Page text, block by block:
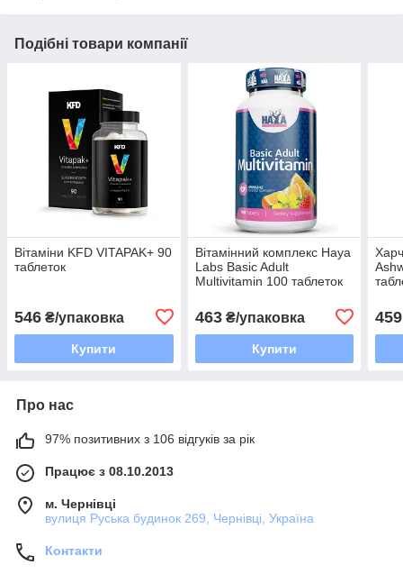
Подібні товари компанії
Вітаміни KFD VITAPAK+ 90
таблеток
546 ₴/упаковка
Купити
Вітамінний комплекс Haya
Labs Basic Adult
Multivitamin 100 таблеток
463₴/упаковка
Купити
459
Про нас
97% позитивних з 106 відгуків за рік
Працює з 08.10.2013
м. Чернівці
вулиця Руська будинок 269, Чернівці, Україна
Контакти